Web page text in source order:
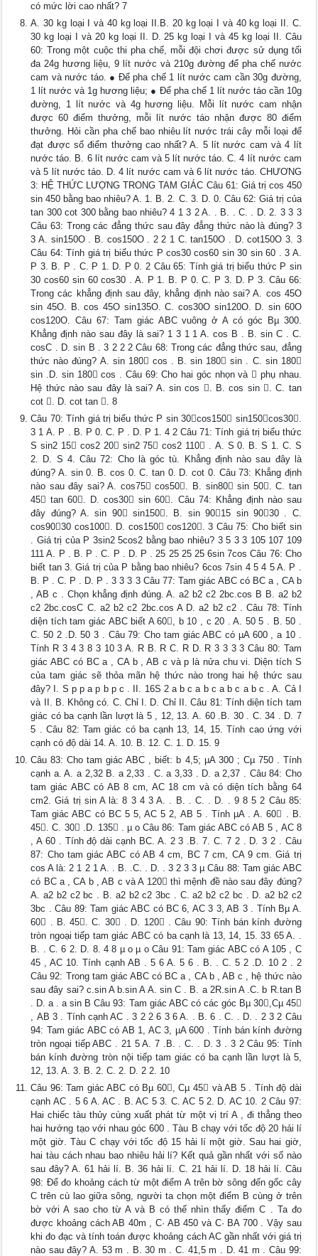
có mức lời cao nhất? 7
A. 30 kg loại I và 40 kg loại II.B. 20 kg loại I và 40 kg loại II. C.
30 kg loại I và 20 kg loại II. D. 25 kg loại I và 45 kg loại II. Câu
60: Trong một cuộc thi pha chế, mỗi đội chơi được sử dụng tối
đa 24g hương liệu, 9 lít nước và 210g đường để pha chế nước
cam và nước táo. ● Để pha chế 1 lít nước cam cần 30g đường,
1 lít nước và 1g hương liệu; ● Để pha chế 1 lít nước táo cần 10g
đường, 1 lít nước và 4g hương liệu. Mỗi lít nước cam nhận
được 60 điểm thưởng, mỗi lít nước táo nhận được 80 điểm
thưởng. Hỏi cần pha chế bao nhiêu lít nước trái cây mỗi loại để
đạt được số điểm thưởng cao nhất? A. 5 lít nước cam và 4 lít
nước táo. B. 6 lít nước cam và 5 lít nước táo. C. 4 lít nước cam
và 5 lít nước táo. D. 4 lít nước cam và 6 lít nước táo. CHƯƠNG
3: HỆ THỨC LƯỢNG TRONG TAM GIÁC Câu 61: Giá trị cos 450
sin 450 bằng bao nhiêu? A. 1. B. 2. C. 3. D. 0. Câu 62: Giá trị của
tan 300 cot 300 bằng bao nhiêu? 4 1 3 2 A. . B. . C. . D. 2. 3 3 3
Câu 63: Trong các đẳng thức sau đây đẳng thức nào là đúng? 3
3 A. sin150O . B. cos150O . 2 2 1 C. tan150O . D. cot150O 3. 3
Câu 64: Tính giá trị biểu thức P cos30 cos60 sin 30 sin 60 . 3 A.
P 3. B. P . C. P 1. D. P 0. 2 Câu 65: Tính giá trị biểu thức P sin
30 cos60 sin 60 cos30 . A. P 1. B. P 0. C. P 3. D. P 3. Câu 66:
Trong các khẳng định sau đây, khẳng định nào sai? A. cos 45O
sin 45O. B. cos 45O sin135O. C. cos30O sin120O. D. sin 60O
cos120O. Câu 67: Tam giác ABC vuông ở A có góc Bµ 300.
Khẳng định nào sau đây là sai? 1 3 1 1 A. cos B . B. sin C . C.
cosC . D. sin B . 3 2 2 2 Câu 68: Trong các đẳng thức sau, đẳng
thức nào đúng? A. sin 180 cos . B. sin 180 sin . C. sin 180
sin .D. sin 180 cos . Câu 69: Cho hai góc nhọn và  phụ nhau.
Hệ thức nào sau đây là sai? A. sin cos . B. cos sin . C. tan
cot . D. cot tan . 8
Câu 70: Tính giá trị biểu thức P sin 30cos150 sin150cos30.
3 1 A. P . B. P 0. C. P . D. P 1. 4 2 Câu 71: Tính giá trị biểu thức
S sin2 15 cos2 20 sin2 75 cos2 110 . A. S 0. B. S 1. C. S
2. D. S 4. Câu 72: Cho là góc tù. Khẳng định nào sau đây là
đúng? A. sin 0. B. cos 0. C. tan 0. D. cot 0. Câu 73: Khẳng định
nào sau đây sai? A. cos75 cos50. B. sin80 sin 50. C. tan
45 tan 60. D. cos30 sin 60. Câu 74: Khẳng định nào sau
đây đúng? A. sin 90 sin150. B. sin 9015 sin 9030 . C.
cos9030 cos100. D. cos150 cos120. 3 Câu 75: Cho biết sin
. Giá trị của P 3sin2 5cos2 bằng bao nhiêu? 3 5 3 3 105 107 109
111 A. P . B. P . C. P . D. P . 25 25 25 25 6sin 7cos Câu 76: Cho
biết tan 3. Giá trị của P bằng bao nhiêu? 6cos 7sin 4 5 4 5 A. P .
B. P . C. P . D. P . 3 3 3 3 Câu 77: Tam giác ABC có BC a , CA b
, AB c . Chọn khẳng định đúng. A. a2 b2 c2 2bc.cos B B. a2 b2
c2 2bc.cosC C. a2 b2 c2 2bc.cos A D. a2 b2 c2 . Câu 78: Tính
diện tích tam giác ABC biết A 60, b 10 , c 20 . A. 50 5 . B. 50 .
C. 50 2 .D. 50 3 . Câu 79: Cho tam giác ABC có µA 600 , a 10 .
Tính R 3 4 3 8 3 10 3 A. R B. R C. R D. R 3 3 3 3 Câu 80: Tam
giác ABC có BC a , CA b , AB c và p là nửa chu vi. Diện tích S
của tam giác sẽ thỏa mãn hệ thức nào trong hai hệ thức sau
đây? I. S p p a p b p c . II. 16S 2 a b c a b c a b c a b c . A. Cả I
và II. B. Không có. C. Chỉ I. D. Chỉ II. Câu 81: Tính diện tích tam
giác có ba cạnh lần lượt là 5 , 12, 13. A. 60 .B. 30 . C. 34 . D. 7
5 . Câu 82: Tam giác có ba cạnh 13, 14, 15. Tính cao ứng với
cạnh có độ dài 14. A. 10. B. 12. C. 1. D. 15. 9
Câu 83: Cho tam giác ABC , biết: b 4,5; µA 300 ; Cµ 750 . Tính
cạnh a. A. a 2,32 B. a 2,33 . C. a 3,33 . D. a 2,37 . Câu 84: Cho
tam giác ABC có AB 8 cm, AC 18 cm và có diện tích bằng 64
cm2. Giá trị sin A là: 8 3 4 3 A. . B. . C. . D. . 9 8 5 2 Câu 85:
Tam giác ABC có BC 5 5, AC 5 2, AB 5 . Tính µA . A. 60 . B.
45. C. 30 .D. 135 . µ o Câu 86: Tam giác ABC có AB 5 , AC 8
, A 60 . Tính độ dài cạnh BC. A. 2 3 .B. 7. C. 7 2 . D. 3 2 . Câu
87: Cho tam giác ABC có AB 4 cm, BC 7 cm, CA 9 cm. Giá trị
cos A là: 2 1 2 1 A. . B. .C. . D. . 3 2 3 3 µ Câu 88: Tam giác ABC
có BC a , CA b , AB c và A 120 thì mệnh đề nào sau đây đúng?
A. a2 b2 c2 bc . B. a2 b2 c2 3bc . C. a2 b2 c2 bc . D. a2 b2 c2
3bc . Câu 89: Tam giác ABC có BC 6, AC 3 3, AB 3 . Tính Bµ A.
60 . B. 45. C. 30 . D. 120 . Câu 90: Tính bán kính đường
tròn ngoại tiếp tam giác ABC có ba cạnh là 13, 14, 15. 33 65 A. .
B. . C. 6 2. D. 8. 4 8 µ o µ o Câu 91: Tam giác ABC có A 105 , C
45 , AC 10. Tính cạnh AB . 5 6 A. 5 6 . B. . C. 5 2 .D. 10 2 . 2
Câu 92: Trong tam giác ABC có BC a , CA b , AB c , hệ thức nào
sau đây sai? c.sin A b.sin A A. sin C . B. a 2R.sin A .C. b R.tan B
. D. a . a sin B Câu 93: Tam giác ABC có các góc Bµ 30,Cµ 45
, AB 3 . Tính cạnh AC . 3 2 2 6 3 6 A. . B. 6 . C. . D. . 2 3 2 Câu
94: Tam giác ABC có AB 1, AC 3, µA 600 . Tính bán kính đường
tròn ngoại tiếp ABC . 21 5 A. 7 .B. . C. . D. 3 . 3 2 Câu 95: Tính
bán kính đường tròn nội tiếp tam giác có ba cạnh lần lượt là 5,
12, 13. A. 3. B. 2. C. 2. D. 2 2. 10
Câu 96: Tam giác ABC có Bµ 60, Cµ 45 và AB 5 . Tính độ dài
cạnh AC . 5 6 A. AC . B. AC 5 3. C. AC 5 2. D. AC 10. 2 Câu 97:
Hai chiếc tàu thủy cùng xuất phát từ một vị trí A , đi thẳng theo
hai hướng tạo với nhau góc 600 . Tàu B chạy với tốc độ 20 hải lí
một giờ. Tàu C chạy với tốc độ 15 hải lí một giờ. Sau hai giờ,
hai tàu cách nhau bao nhiêu hải lí? Kết quả gần nhất với số nào
sau đây? A. 61 hải lí. B. 36 hải lí. C. 21 hải lí. D. 18 hải lí. Câu
98: Để đo khoảng cách từ một điểm A trên bờ sông đến gốc cây
C trên cù lao giữa sông, người ta chọn một điểm B cùng ở trên
bờ với A sao cho từ A và B có thể nhìn thấy điểm C . Ta đo
được khoảng cách AB 40m , C· AB 450 và C· BA 700 . Vậy sau
khi đo đạc và tính toán được khoảng cách AC gần nhất với giá trị
nào sau đây? A. 53 m . B. 30 m . C. 41,5 m . D. 41 m . Câu 99: